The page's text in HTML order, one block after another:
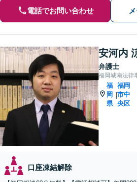
電話でお問い合わせ
安河内
弁護士
福岡城南法律
福
岡
県
|
福岡
市中
央区
口座凍結解除